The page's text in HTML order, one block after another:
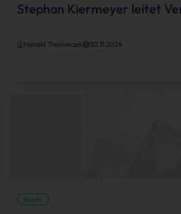
Stephan Kiermeyer leitet
Harald Thomeczek 30.11.2024
Köpfe